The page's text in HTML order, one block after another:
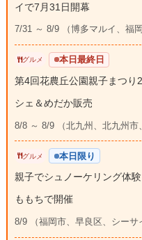
イで7月31日開幕
7/31 ～ 8/9 （博多マルイ、福
グルメ 本日最終日
第4回花農丘公園親子まつり
シェ＆めだか販売
8/8 ～ 8/9 （北九州、北九州市
グルメ 本日限り
親子でシュノーケリング体
ももちで開催
8/9 （福岡市、早良区、シーサ